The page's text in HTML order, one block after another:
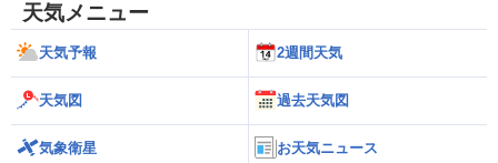
天気メニュー
天気予報 2週間天気
天気図 過去天気図
気象衛星 お天気ニュース